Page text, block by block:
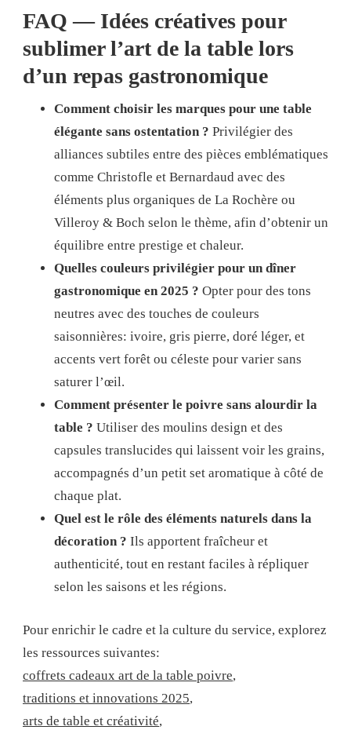
FAQ — Idées créatives pour
sublimer l’art de la table lors
d’un repas gastronomique
Comment choisir les marques pour une table
élégante sans ostentation ? Privilégier des
alliances subtiles entre des pièces emblématiques
comme Christofle et Bernardaud avec des
éléments plus organiques de La Rochère ou
Villeroy & Boch selon le thème, afin d’obtenir un
équilibre entre prestige et chaleur.
Quelles couleurs privilégier pour un dîner
gastronomique en 2025 ? Opter pour des tons
neutres avec des touches de couleurs
saisonnières: ivoire, gris pierre, doré léger, et
accents vert forêt ou céleste pour varier sans
saturer l’œil.
Comment présenter le poivre sans alourdir la
table ? Utiliser des moulins design et des
capsules translucides qui laissent voir les grains,
accompagnés d’un petit set aromatique à côté de
chaque plat.
Quel est le rôle des éléments naturels dans la
décoration ? Ils apportent fraîcheur et
authenticité, tout en restant faciles à répliquer
selon les saisons et les régions.
Pour enrichir le cadre et la culture du service, explorez
les ressources suivantes:
coffrets cadeaux art de la table poivre,
traditions et innovations 2025,
arts de table et créativité,